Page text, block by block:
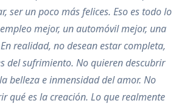
ser un poco más felices. Eso es todo lo
mejor, un automóvil mejor, una
realidad, no desean estar completa,
del sufrimiento. No quieren descubrir
belleza e inmensidad del amor. No
qué es la creación. Lo que realmente